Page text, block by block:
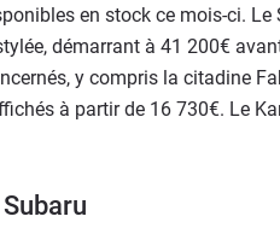
en stock ce mois-ci. Le
démarrant à 41 200€
y compris la citadine
à partir de 16 730€. Le
Subaru